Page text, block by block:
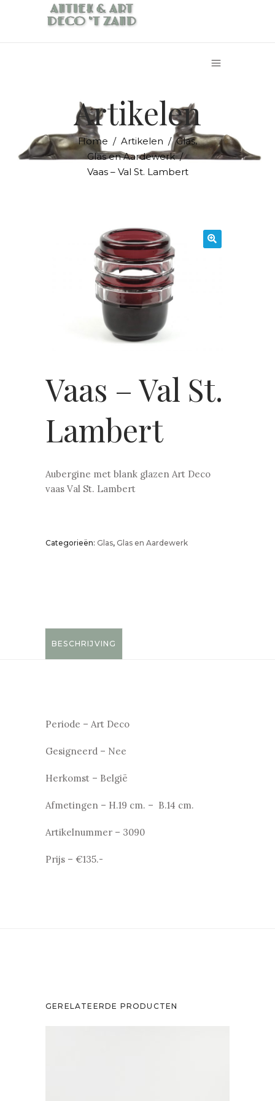
Artikelen
Home / Artikelen /Glas,
Glas en Aardewerk/
Vaas – Val St. Lambert
Vaas – Val St.
Lambert
Aubergine met blank glazen Art Deco
vaas Val St. Lambert
Categorieën: Glas, Glas en Aardewerk
BESCHRIJVING
Periode – Art Deco
Gesigneerd – Nee
Herkomst – België
Afmetingen – H.19 cm. – B.14 cm.
Artikelnummer – 3090
Prijs – €135.-
GERELATEERDE PRODUCTEN